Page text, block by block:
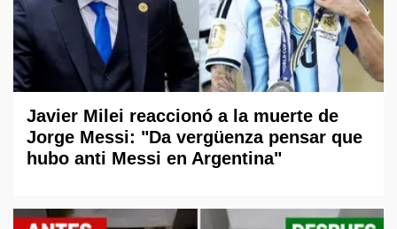
Javier Milei reaccionó a la muerte de
Jorge Messi: "Da vergüenza pensar que
hubo anti Messi en Argentina"